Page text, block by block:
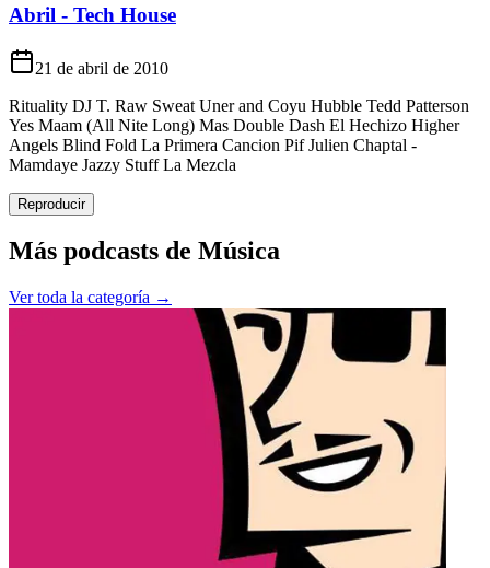
Abril - Tech House
21 de abril de 2010
Rituality DJ T. Raw Sweat Uner and Coyu Hubble Tedd Patterson
Yes Maam (All Nite Long) Mas Double Dash El Hechizo Higher
Angels Blind Fold La Primera Cancion Pif Julien Chaptal -
Mamdaye Jazzy Stuff La Mezcla
Reproducir
Más podcasts de Música
Ver toda la categoría →